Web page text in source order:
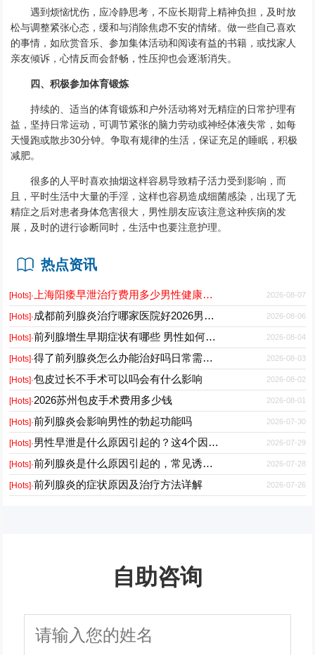
遇到烦恼忧伤，应冷静思考，不应长期背上精神负担，及时放
松与调整紧张心态，缓和与消除焦虑不安的情绪。做一些自己喜欢
的事情，如欣赏音乐、参加集体活动和阅读有益的书籍，或找家人
亲友倾诉，心情反而会舒畅，性压抑也会逐渐消失。
四、积极参加体育锻炼
持续的、适当的体育锻炼和户外活动将对无精症的日常护理有
益，坚持日常运动，可调节紧张的脑力劳动或神经体液失常，如每
天慢跑或散步30分钟。争取有规律的生活，保证充足的睡眠，积极
减肥。
很多的人平时喜欢抽烟这样容易导致精子活力受到影响，而
且，平时生活中大量的手淫，这样也容易造成细菌感染，出现了无
精症之后对患者身体危害很大，男性朋友应该注意这种疾病的发
展，及时的进行诊断同时，生活中也要注意护理。
热点资讯
[Hots]·上海阳痿早泄治疗费用多少男性健康专科医院2026 2026-08-07
[Hots]·成都前列腺炎治疗哪家医院好2026男性专科门诊推荐 2026-08-06
[Hots]·前列腺增生早期症状有哪些 男性如何科学预防与日常护理 2026-08-04
[Hots]·得了前列腺炎怎么办能治好吗日常需要注意什么 2026-08-03
[Hots]·包皮过长不手术可以吗会有什么影响 2026-08-02
[Hots]·2026苏州包皮手术费用多少钱 2026-08-01
[Hots]·前列腺炎会影响男性的勃起功能吗 2026-07-30
[Hots]·男性早泄是什么原因引起的？这4个因素最常见 2026-07-29
[Hots]·前列腺炎是什么原因引起的，常见诱因有哪些 2026-07-28
[Hots]·前列腺炎的症状原因及治疗方法详解 2026-07-26
自助咨询